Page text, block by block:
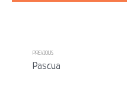
PREVIOUS
Pascua